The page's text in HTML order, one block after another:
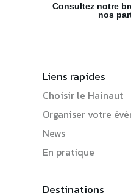
Consultez notre
nos
Liens rapides
Choisir le Hainaut
Organiser votre
News
En pratique
Destinations